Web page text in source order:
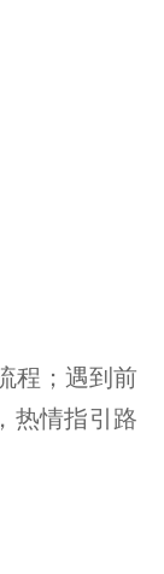
程；遇到前
热情指引路